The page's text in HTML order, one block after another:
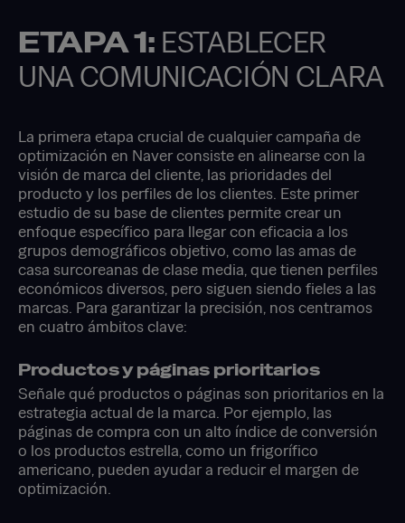
ETAPA 1: ESTABLECER
UNA COMUNICACIÓN CLARA
La primera etapa crucial de cualquier campaña de
optimización en Naver consiste en alinearse con la
visión de marca del cliente, las prioridades del
producto y los perfiles de los clientes. Este primer
estudio de su base de clientes permite crear un
enfoque específico para llegar con eficacia a los
grupos demográficos objetivo, como las amas de
casa surcoreanas de clase media, que tienen perfiles
económicos diversos, pero siguen siendo fieles a las
marcas. Para garantizar la precisión, nos centramos
en cuatro ámbitos clave:
Productos y páginas prioritarios
Señale qué productos o páginas son prioritarios en la
estrategia actual de la marca. Por ejemplo, las
páginas de compra con un alto índice de conversión
o los productos estrella, como un frigorífico
americano, pueden ayudar a reducir el margen de
optimización.